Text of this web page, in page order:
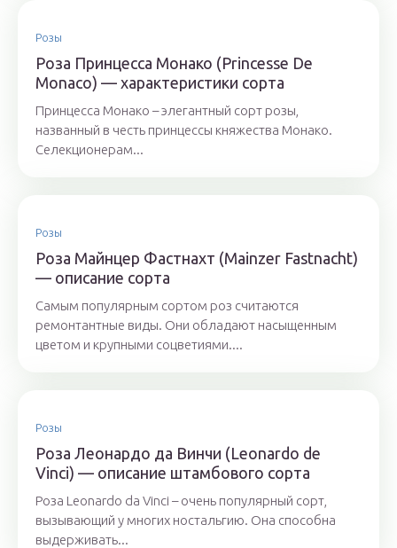
Розы
Роза Принцесса Монако (Princesse De
Monaco) — характеристики сорта
Принцесса Монако – элегантный сорт розы,
названный в честь принцессы княжества Монако.
Селекционерам...
Розы
Роза Майнцер Фастнахт (Mainzer Fastnacht)
— описание сорта
Самым популярным сортом роз считаются
ремонтантные виды. Они обладают насыщенным
цветом и крупными соцветиями....
Розы
Роза Леонардо да Винчи (Leonardo de
Vinci) — описание штамбового сорта
Роза Leonardo da Vinci – очень популярный сорт,
вызывающий у многих ностальгию. Она способна
выдерживать...